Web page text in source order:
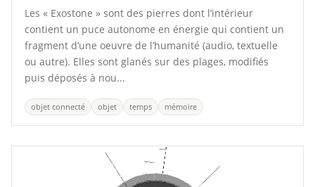
Les « Exostone » sont des pierres dont l’intérieur
contient un puce autonome en énergie qui contient un
fragment d’une oeuvre de l’humanité (audio, textuelle
ou autre). Elles sont glanés sur des plages, modifiés
puis déposés à nou...
objet connecté objet temps mémoire